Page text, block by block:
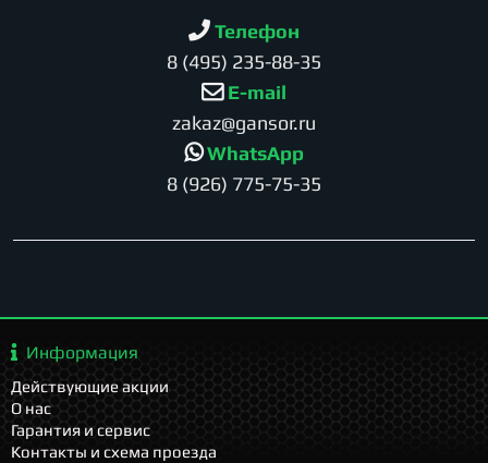
Телефон
8 (495) 235-88-35
E-mail
zakaz@gansor.ru
WhatsApp
8 (926) 775-75-35
Информация
Действующие акции
О нас
Гарантия и сервис
Контакты и схема проезда